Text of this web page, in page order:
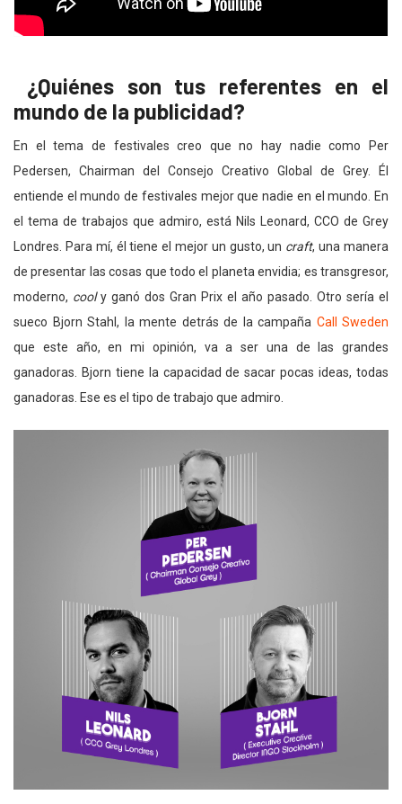
¿Quiénes son tus referentes en el
mundo de la publicidad?
En el tema de festivales creo que no hay nadie como Per
Pedersen, Chairman del Consejo Creativo Global de Grey. Él
entiende el mundo de festivales mejor que nadie en el mundo. En
el tema de trabajos que admiro, está Nils Leonard, CCO de Grey
Londres. Para mí, él tiene el mejor un gusto, un craft, una manera
de presentar las cosas que todo el planeta envidia; es transgresor,
moderno, cooly ganó dos Gran Prix el año pasado. Otro sería el
sueco Bjorn Stahl, la mente detrás de la campaña Call Sweden
que este año, en mi opinión, va a ser una de las grandes
ganadoras. Bjorn tiene la capacidad de sacar pocas ideas, todas
ganadoras. Ese es el tipo de trabajo que admiro.